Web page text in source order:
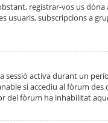
registrar-vos us
subscripcions a
activa durant un
si accediu al fòrum
del fòrum ha inhabilitat